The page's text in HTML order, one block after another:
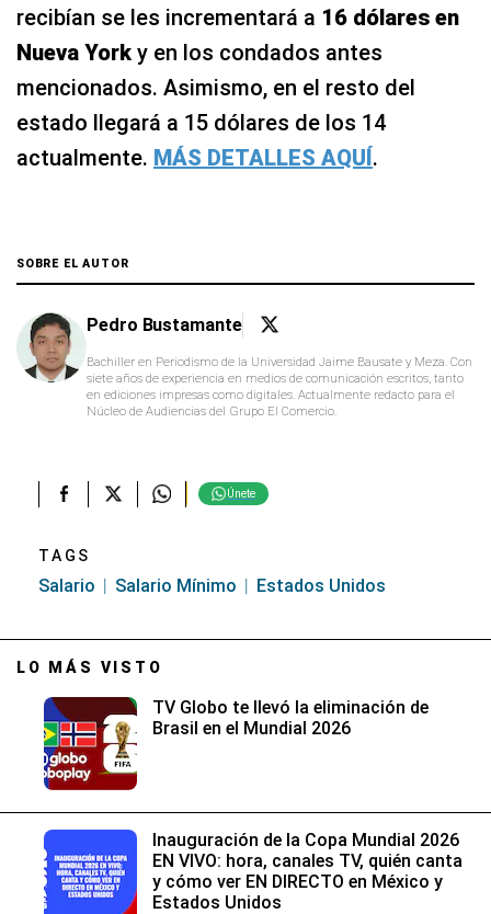
recibían se les incrementará a 16 dólares en
Nueva York y en los condados antes
mencionados. Asimismo, en el resto del
estado llegará a 15 dólares de los 14
actualmente. MÁS DETALLES AQUÍ.
SOBRE EL AUTOR
Pedro Bustamante
Bachiller en Periodismo de la Universidad Jaime Bausate y Meza. Con
siete años de experiencia en medios de comunicación escritos, tanto
en ediciones impresas como digitales. Actualmente redacto para el
Núcleo de Audiencias del Grupo El Comercio.
Únete
TAGS
Salario Salario Mínimo Estados Unidos
LO MÁS VISTO
TV Globo te llevó la eliminación de
Brasil en el Mundial 2026
Inauguración de la Copa Mundial 2026
EN VIVO: hora, canales TV, quién canta
y cómo ver EN DIRECTO en México y
Estados Unidos